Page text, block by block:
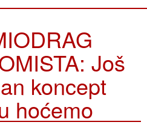
Još
koncept
hoćemo